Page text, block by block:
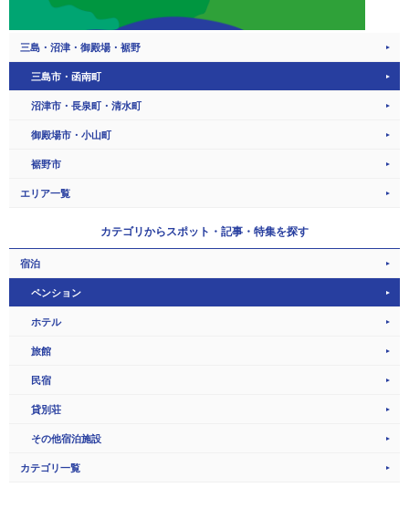
三島・沼津・御殿場・裾野
三島市・函南町
沼津市・長泉町・清水町
御殿場市・小山町
裾野市
エリア一覧
カテゴリからスポット・記事・特集を探す
宿泊
ペンション
ホテル
旅館
民宿
貸別荘
その他宿泊施設
カテゴリ一覧